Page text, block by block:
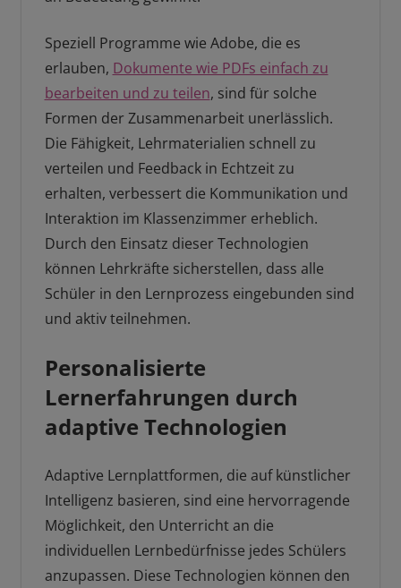
Speziell Programme wie Adobe, die es
erlauben, Dokumente wie PDFs einfach zu
bearbeiten und zu teilen, sind für solche
Formen der Zusammenarbeit unerlässlich.
Die Fähigkeit, Lehrmaterialien schnell zu
verteilen und Feedback in Echtzeit zu
erhalten, verbessert die Kommunikation und
Interaktion im Klassenzimmer erheblich.
Durch den Einsatz dieser Technologien
können Lehrkräfte sicherstellen, dass alle
Schüler in den Lernprozess eingebunden sind
und aktiv teilnehmen.
Personalisierte
Lernerfahrungen durch
adaptive Technologien
Adaptive Lernplattformen, die auf künstlicher
Intelligenz basieren, sind eine hervorragende
Möglichkeit, den Unterricht an die
individuellen Lernbedürfnisse jedes Schülers
anzupassen. Diese Technologien können den